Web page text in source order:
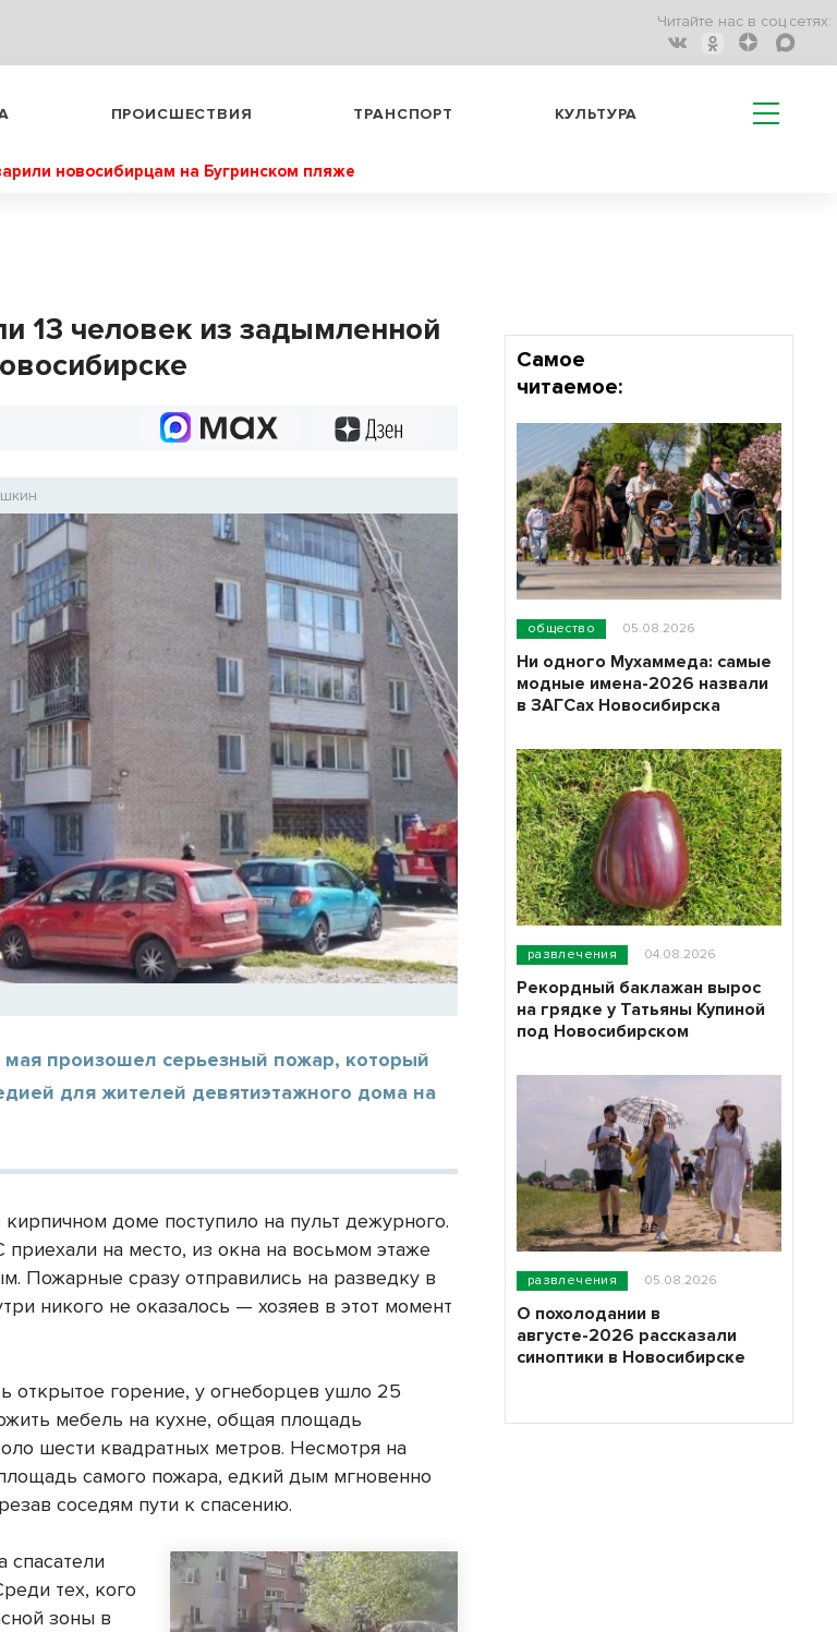
Читайте нас в соц.сетях:
ПРОИСШЕСТВИЯ ТРАНСПОРТ КУЛЬТУРА
новосибирцам на Бугринском пляже
13 человек из задымленной
мая произошел серьезный пожар, который
для жителей девятиэтажного дома на
доме поступило на пульт дежурного.
на место, из окна на восьмом этаже
Пожарные сразу отправились на разведку в
никого не оказалось — хозяев в этот момент
открытое горение, у огнеборцев ушло 25
мебель на кухне, общая площадь
шести квадратных метров. Несмотря на
самого пожара, едкий дым мгновенно
соседям пути к спасению.
спасатели
тех, кого
зоны в
Самое
читаемое:
общество 05.08.2026
Ни одного Мухаммеда: самые
модные имена-2026 назвали
в ЗАГСах Новосибирска
развлечения 04.08.2026
Рекордный баклажан вырос
на грядке у Татьяны Купиной
под Новосибирском
развлечения 05.08.2026
О похолодании в
августе-2026 рассказали
синоптики в Новосибирске